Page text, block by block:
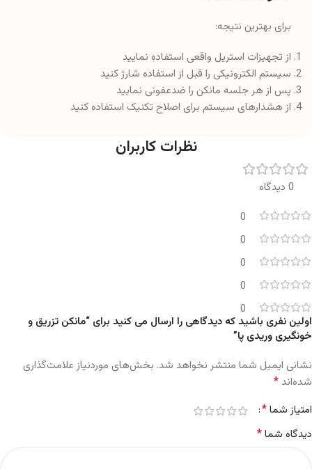
برای بهترین نتیجه:
از تجهیزات استریل واقعی استفاده نمایید
سیستم الکترونیکی را قبل از استفاده شارژ کنید
پس از هر جلسه مانکن را ضدعفونی نمایید
از هشدارهای سیستم برای اصلاح تکنیک استفاده کنید
نظرات کاربران
0 دیدگاه
0
0
0
0
0
اولین نفری باشید که دیدگاهی را ارسال می کنید برای “مانکن تزریق و
خونگیری وریدی پا”
نشانی ایمیل شما منتشر نخواهد شد. بخش‌های موردنیاز علامت‌گذاری
شده‌اند *
امتیاز شما*
دیدگاه شما*